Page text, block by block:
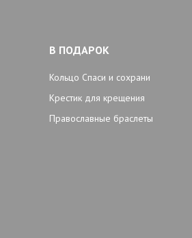
В ПОДАРОК
Кольцо Спаси и сохрани
Крестик для крещения
Православные браслеты